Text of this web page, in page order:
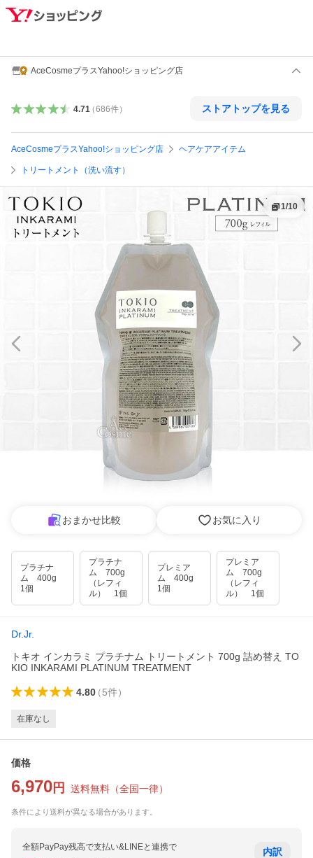
AceCosmeプラスYahoo!ショッピング店
4.71（686件） ストアトップを見る
AceCosmeプラスYahoo!ショッピング店 ヘアケアアイテム
トリートメント（洗い流す）
1/10
おまかせ比較 お気に入り
プラチナ
ム 400g
1個
プラチナ
ム 700g
（レフィ
ル） 1個
プレミア
ム 400g
1個
プレミア
ム 700g
（レフィ
ル） 1個
Dr.Jr.
トキオ インカラミ プラチナム トリートメント 700g 詰め替え TO
KIO INKARAMI PLATINUM TREATMENT
4.80（5件）
在庫なし
価格
6,970 円 送料無料 （全国一律）
条件により送料が異なる場合があります。
全額PayPay残高で支払い&LINEと連携で 内訳